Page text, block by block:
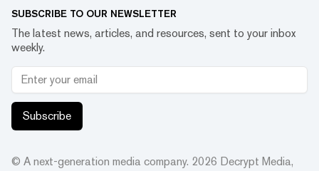
SUBSCRIBE TO OUR NEWSLETTER
The latest news, articles, and resources, sent to your inbox
weekly.
Subscribe
© A next-generation media company. 2026 Decrypt Media,